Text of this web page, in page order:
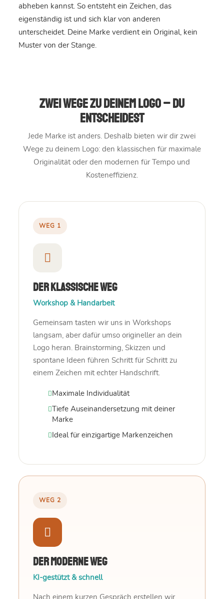
abheben kannst. So entsteht ein Zeichen, das
eigenständig ist und sich klar von anderen
unterscheidet. Deine Marke verdient ein Original, kein
Muster von der Stange.
Zwei Wege zu deinem Logo – du
entscheidest
Jede Marke ist anders. Deshalb bieten wir dir zwei
Wege zu deinem Logo: den klassischen für maximale
Originalität oder den modernen für Tempo und
Kosteneffizienz.
WEG 1
Der klassische Weg
Workshop & Handarbeit
Gemeinsam tasten wir uns in Workshops
langsam, aber dafür umso origineller an dein
Logo heran. Brainstorming, Skizzen und
spontane Ideen führen Schritt für Schritt zu
einem Zeichen mit echter Handschrift.
Maximale Individualität
Tiefe Auseinandersetzung mit deiner
Marke
Ideal für einzigartige Markenzeichen
WEG 2
Der moderne Weg
KI-gestützt & schnell
Nach einem kurzen Gespräch erstellen wir